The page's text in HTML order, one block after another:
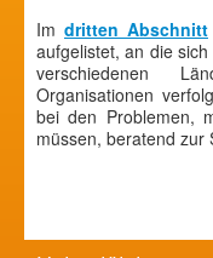
Im dritten Abschnitt
aufgelistet, an die
verschiedenen
Organisationen
bei den Problemen,
müssen, beratend zur